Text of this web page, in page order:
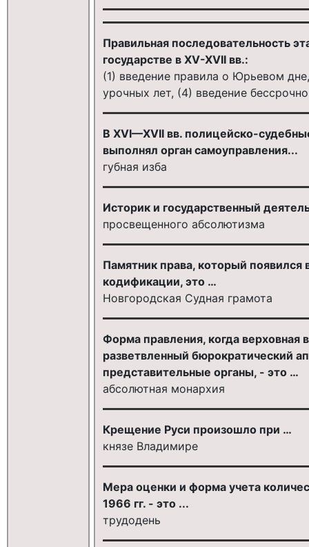
Правильная последовательность
государстве в XV-XVII вв.:
(1) введение правила о Юрьевом
урочных лет, (4) введение
В XVI—XVII вв. полицейско-
выполнял орган самоуправления...
губная изба
Историк и государственный
просвещенного абсолютизма
Памятник права, который появился
кодификации, это …
Новгородская Судная грамота
Форма правления, когда
разветвленный бюрократический
представительные органы, - это …
абсолютная монархия
Крещение Руси произошло при …
князе Владимире
Мера оценки и форма учета
1966 гг. - это ...
трудодень